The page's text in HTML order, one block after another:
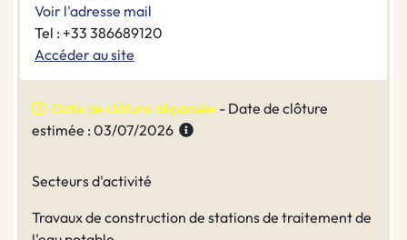
Voir l'adresse mail
Tel : +33 386689120
Accéder au site
Date de clôture dépassée - Date de clôture
estimée : 03/07/2026
Secteurs d'activité
Travaux de construction de stations de traitement de